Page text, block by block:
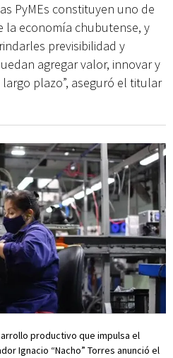
PyMEs constituyen uno de
la economía chubutense, y
previsibilidad y
agregar valor, innovar y
plazo”, aseguró el titular
productivo que impulsa el
Ignacio “Nacho” Torres anunció el